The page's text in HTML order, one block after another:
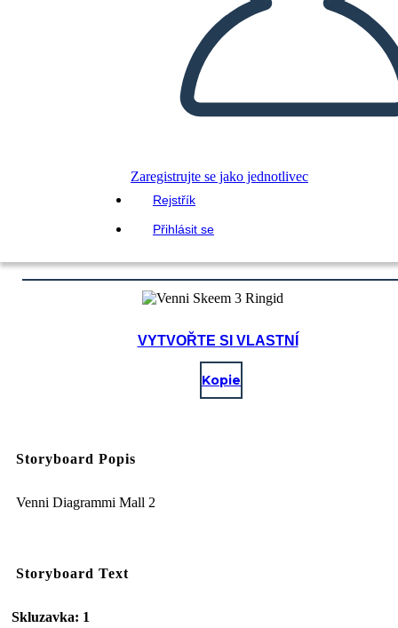
Zaregistrujte se jako jednotlivec
Rejstřík
Přihlásit se
VYTVOŘTE SI VLASTNÍ
Kopie
Storyboard Popis
Venni Diagrammi Mall 2
Storyboard Text
Skluzavka: 1